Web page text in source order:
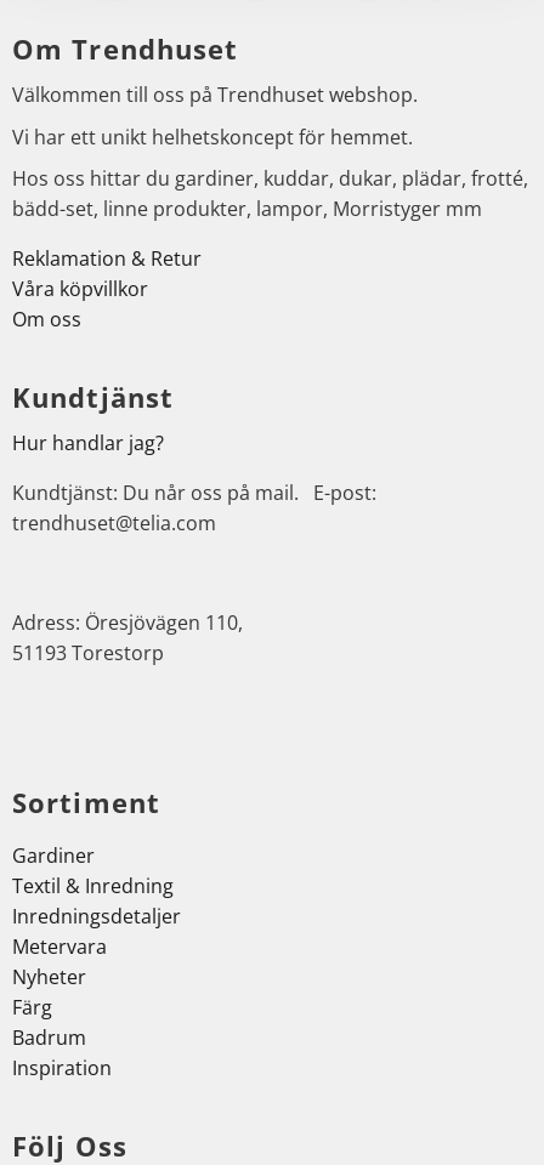
Om Trendhuset
Välkommen till oss på Trendhuset webshop.
Vi har ett unikt helhetskoncept för hemmet.
Hos oss hittar du gardiner, kuddar, dukar, plädar, frotté,
bädd-set, linne produkter, lampor, Morristyger mm
Reklamation & Retur
Våra köpvillkor
Om oss
Kundtjänst
Hur handlar jag?
Kundtjänst: Du når oss på mail. E-post:
trendhuset@telia.com
Adress: Öresjövägen 110,
51193 Torestorp
Sortiment
Gardiner
Textil & Inredning
Inredningsdetaljer
Metervara
Nyheter
Färg
Badrum
Inspiration
Följ Oss